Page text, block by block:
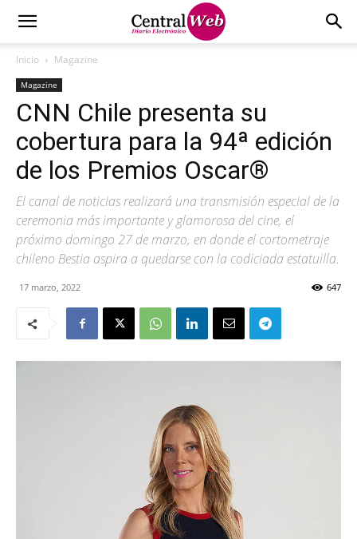
Inicio Magazine
Magazine
CNN Chile presenta su
cobertura para la 94ª edición
de los Premios Oscar®
El canal de noticias realizará una transmisión especial de la
ceremonia más importante y glamorosa del cine, el
próximo domingo 27 de marzo, en donde el cortometraje
chileno Bestia aspira a quedarse con la codiciada estatuilla.
17 marzo, 2022 647